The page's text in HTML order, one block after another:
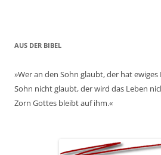
AUS DER BIBEL
»Wer an den Sohn glaubt, der hat
Sohn nicht glaubt, der wird das Leben
Zorn Gottes bleibt auf ihm.«